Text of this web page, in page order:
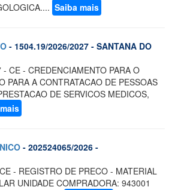
Saiba mais
- 1504.19/2026/2027 - SANTANA DO
CE - CREDENCIAMENTO PARA O
PARA A CONTRATACAO DE PESSOAS
DE SERVICOS MEDICOS,
- 202524065/2026 -
- REGISTRO DE PRECO - MATERIAL
UNIDADE COMPRADORA: 943001